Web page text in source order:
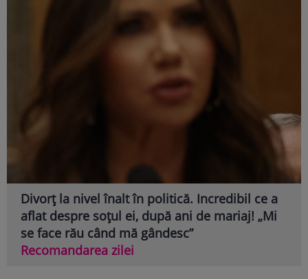
Divorț la nivel înalt în politică. Incredibil ce a
aflat despre soțul ei, după ani de mariaj! „Mi
se face rău când mă gândesc”
Recomandarea zilei